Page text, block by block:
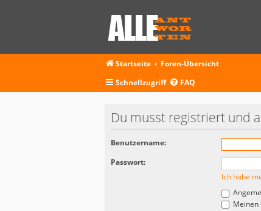
Startseite
Foren-Übersicht
Schnellzugriff
FAQ
Du musst registriert und
Benutzername:
Passwort:
Ich habe
Meinen